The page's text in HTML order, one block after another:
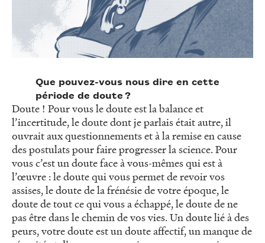
Que pouvez-vous nous dire en cette
période de doute ?
Doute ! Pour vous le doute est la balance et
l’incertitude, le doute dont je parlais était autre, il
ouvrait aux questionnements et à la remise en cause
des postulats pour faire progresser la science. Pour
vous c’est un doute face à vous-mêmes qui est à
l’œuvre : le doute qui vous permet de revoir vos
assises, le doute de la frénésie de votre époque, le
doute de tout ce qui vous a échappé, le doute de ne
pas être dans le chemin de vos vies. Un doute lié à des
peurs, votre doute est un doute affectif, un manque de